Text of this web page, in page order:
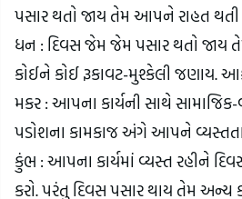
પસાર થતો જાય તેમ આપને રાહત
ધન : દિવસ જેમ જેમ પસાર થતો જાય
કોઈને કોઈ રૂકાવટ-મુશ્કેલી જણાય.
મકર : આપના કાર્યની સાથે
પડોશના કામકાજ અંગે આપને
કુંભ : આપના કાર્યમાં વ્યસ્ત રહીને
કરો. પરંતુ દિવસ પસાર થાય તેમ અન્ય